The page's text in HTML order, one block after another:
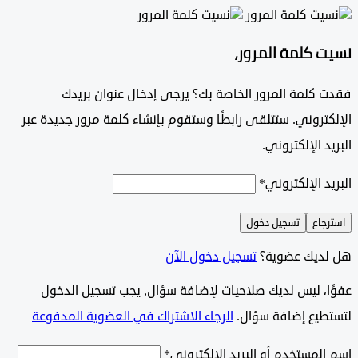
كلمة المرور،
كلمة المرور الخاصة بك؟ يرجى إدخال عنوان بريدك
ستتلقى رابطًا وستقوم بإنشاء كلمة مرور جديدة عبر
الإلكتروني.
الإلكتروني*
تسجيل دخول
عضوية؟تسجيل دخول الآن
ليس لديك صلاحيات لإضافة سؤال, يجب تسجيل الدخول
إضافة سؤال.الرجاء الاشتراك في العضوية المدفوعة